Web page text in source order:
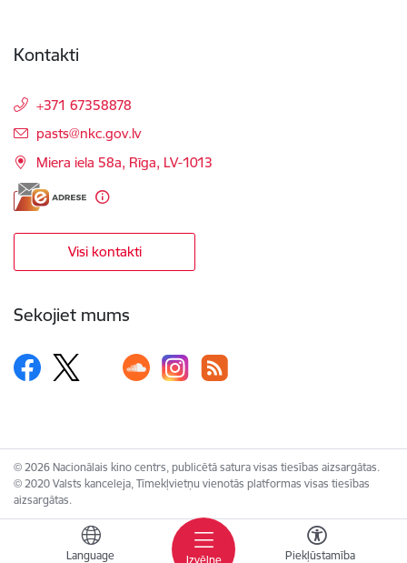
Izvēlne
Language Piekļūstamība
Kontakti
+371 67358878
E-pasts:
pasts@nkc.gov.lv
Miera iela 58a, Rīga, LV-1013
Visi kontakti
Sekojiet mums
© 2026 Nacionālais kino centrs, publicētā satura visas tiesības aizsargātas.
© 2020 Valsts kanceleja, Tīmekļvietņu vienotās platformas visas tiesības
aizsargātas.